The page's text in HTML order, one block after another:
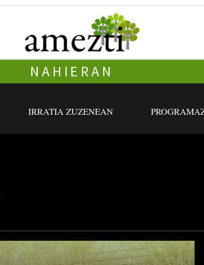
NAHIERAN
IRRATIA ZUZENEAN